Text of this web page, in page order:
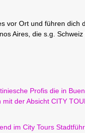
vor Ort und führen dich
Aires, die s.g.
Profis die in
der Absicht CITY
im City Tours